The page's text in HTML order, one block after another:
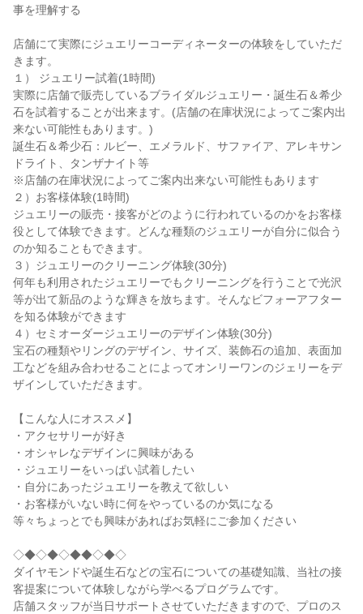
事を理解する
店舗にて実際にジュエリーコーディネーターの体験をしていただ
きます。
１） ジュエリー試着(1時間)
実際に店舗で販売しているブライダルジュエリー・誕生石＆希少
石を試着することが出来ます。(店舗の在庫状況によってご案内出
来ない可能性もあります。)
誕生石＆希少石：ルビー、エメラルド、サファイア、アレキサン
ドライト、タンザナイト等
※店舗の在庫状況によってご案内出来ない可能性もあります
２）お客様体験(1時間)
ジュエリーの販売・接客がどのように行われているのかをお客様
役として体験できます。どんな種類のジュエリーが自分に似合う
のか知ることもできます。
３）ジュエリーのクリーニング体験(30分)
何年も利用されたジュエリーでもクリーニングを行うことで光沢
等が出て新品のような輝きを放ちます。そんなビフォーアフター
を知る体験ができます
４）セミオーダージュエリーのデザイン体験(30分)
宝石の種類やリングのデザイン、サイズ、装飾石の追加、表面加
工などを組み合わせることによってオンリーワンのジェリーをデ
ザインしていただきます。
【こんな人にオススメ】
・アクセサリーが好き
・オシャレなデザインに興味がある
・ジュエリーをいっぱい試着したい
・自分にあったジュエリーを教えて欲しい
・お客様がいない時に何をやっているのか気になる
等々ちょっとでも興味があればお気軽にご参加ください
◇◆◇◆◇◆◆◇◆◇
ダイヤモンドや誕生石などの宝石についての基礎知識、当社の接
客提案について体験しながら学べるプログラムです。
店舗スタッフが当日サポートさせていただきますので、プロのス